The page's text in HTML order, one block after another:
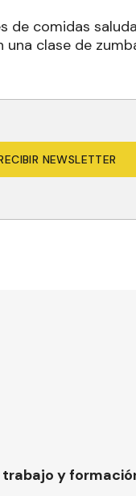
de comidas
clase de
NEWSLETTER
y